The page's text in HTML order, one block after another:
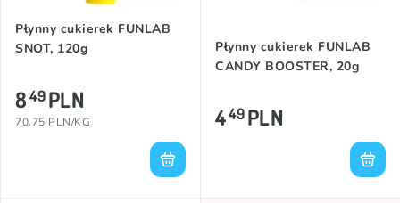
Płynny cukierek FUNLAB
SNOT, 120g
849PLN
70.75 PLN/KG
Płynny cukierek FUNLAB
CANDY BOOSTER, 20g
449PLN